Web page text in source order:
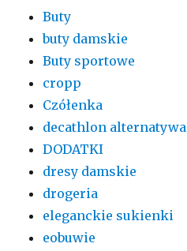
Buty
buty damskie
Buty sportowe
cropp
Czółenka
decathlon alternatywa
DODATKI
dresy damskie
drogeria
eleganckie sukienki
eobuwie